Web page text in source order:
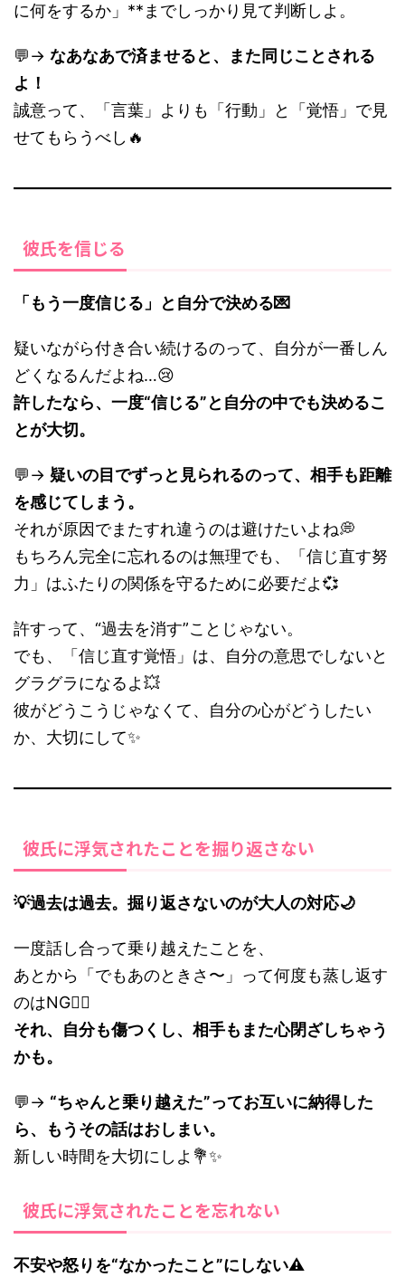
に何をするか」**までしっかり見て判断しよ。
💬→ なあなあで済ませると、また同じことされる
よ！
誠意って、「言葉」よりも「行動」と「覚悟」で見
せてもらうべし🔥
彼氏を信じる
「もう一度信じる」と自分で決める💌
疑いながら付き合い続けるのって、自分が一番しん
どくなるんだよね…😢
許したなら、一度“信じる”と自分の中でも決めるこ
とが大切。
💬→ 疑いの目でずっと見られるのって、相手も距離
を感じてしまう。
それが原因でまたすれ違うのは避けたいよね💭
もちろん完全に忘れるのは無理でも、「信じ直す努
力」はふたりの関係を守るために必要だよ💞
許すって、“過去を消す”ことじゃない。
でも、「信じ直す覚悟」は、自分の意思でしないと
グラグラになるよ💥
彼がどうこうじゃなくて、自分の心がどうしたい
か、大切にして✨
彼氏に浮気されたことを掘り返さない
💡過去は過去。掘り返さないのが大人の対応🌙
一度話し合って乗り越えたことを、
あとから「でもあのときさ〜」って何度も蒸し返す
のはNG🙅‍♀️
それ、自分も傷つくし、相手もまた心閉ざしちゃう
かも。
💬→ “ちゃんと乗り越えた”ってお互いに納得した
ら、もうその話はおしまい。
新しい時間を大切にしよ💐✨
彼氏に浮気されたことを忘れない
不安や怒りを“なかったこと”にしない⚠️